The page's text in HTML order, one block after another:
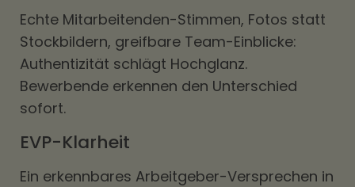
Echte Mitarbeitenden-Stimmen, Fotos statt
Stockbildern, greifbare Team-Einblicke:
Authentizität schlägt Hochglanz.
Bewerbende erkennen den Unterschied
sofort.
EVP-Klarheit
Ein erkennbares Arbeitgeber-Versprechen in